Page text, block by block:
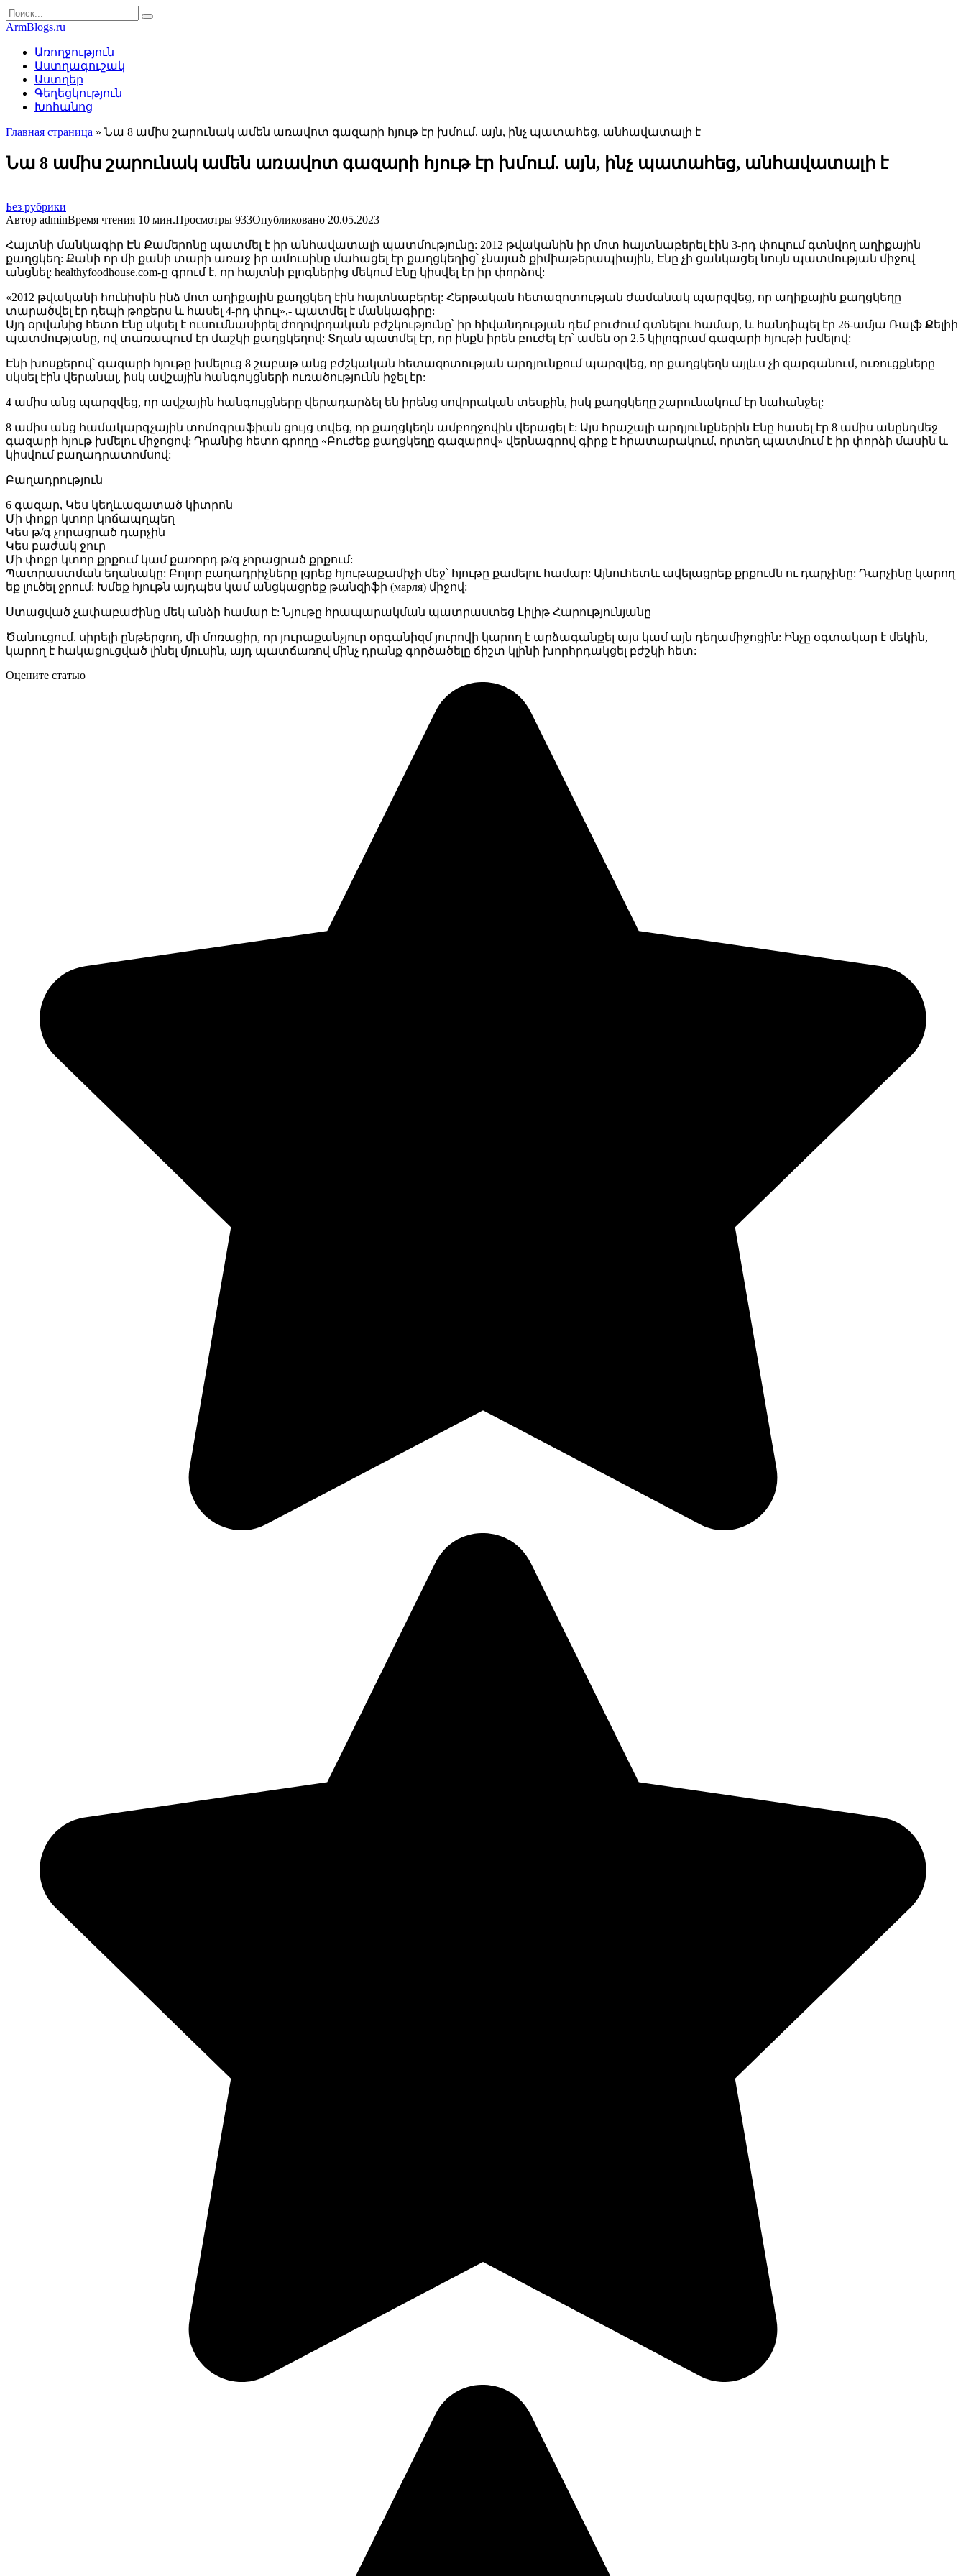
Перейти
к
контенту
Search
for:
ArmBlogs.ru
Առողջություն
Աստղագուշակ
Աստղեր
Գեղեցկություն
Խոհանոց
Главная страница » Նա 8 ամիս շարունակ ամեն առավոտ գազարի հյութ էր խմում. այն, ինչ պատահեց, անհավատալի է
Նա 8 ամիս շարունակ ամեն առավոտ գազարի հյութ էր խմում. այն, ինչ պատահեց, անհավատալի է
Без рубрики
Автор adminВремя чтения 10 мин.Просмотры 933Опубликовано 20.05.2023
Հայտնի մանկագիր Էն Քամերոնը պատմել է իր անհավատալի պատմությունը: 2012 թվականին իր մոտ հայտնաբերել էին 3-րդ փուլում գտնվող աղիքային
քաղցկեղ: Քանի որ մի քանի տարի առաջ իր ամուսինը մահացել էր քաղցկեղից՝ չնայած քիմիաթերապիային, Էնը չի ցանկացել նույն պատմության միջով
անցնել: healthyfoodhouse.com-ը գրում է, որ հայտնի բլոգներից մեկում Էնը կիսվել էր իր փորձով:
«2012 թվականի հունիսին ինձ մոտ աղիքային քաղցկեղ էին հայտնաբերել: Հերթական հետազոտության ժամանակ պարզվեց, որ աղիքային քաղցկեղը
տարածվել էր դեպի թոքերս և հասել 4-րդ փուլ»,- պատմել է մանկագիրը:
Այդ օրվանից հետո Էնը սկսել է ուսումնասիրել ժողովրդական բժշկությունը՝ իր հիվանդության դեմ բուժում գտնելու համար, և հանդիպել էր 26-ամյա Ռալֆ Քելիի
պատմությանը, ով տառապում էր մաշկի քաղցկեղով: Տղան պատմել էր, որ ինքն իրեն բուժել էր՝ ամեն օր 2.5 կիլոգրամ գազարի հյութի խմելով:
Էնի խոսքերով՝ գազարի հյութը խմելուց 8 շաբաթ անց բժշկական հետազոտության արդյունքում պարզվեց, որ քաղցկեղն այլևս չի զարգանում, ուռուցքները
սկսել էին վերանալ, իսկ ավշային հանգույցների ուռածությունն իջել էր:
4 ամիս անց պարզվեց, որ ավշային հանգույցները վերադարձել են իրենց սովորական տեսքին, իսկ քաղցկեղը շարունակում էր նահանջել:
8 ամիս անց համակարգչային տոմոգրաֆիան ցույց տվեց, որ քաղցկեղն ամբողջովին վերացել է: Այս հրաշալի արդյունքներին Էնը հասել էր 8 ամիս անընդմեջ
գազարի հյութ խմելու միջոցով: Դրանից հետո գրողը «Բուժեք քաղցկեղը գազարով» վերնագրով գիրք է հրատարակում, որտեղ պատմում է իր փորձի մասին և
կիսվում բաղադրատոմսով:
Բաղադրություն
6 գազար, Կես կեղևազատած կիտրոն
Մի փոքր կտոր կոճապղպեղ
Կես թ/գ չորացրած դարչին
Կես բաժակ ջուր
Մի փոքր կտոր քրքում կամ քառորդ թ/գ չորացրած քրքում:
Պատրաստման եղանակը: Բոլոր բաղադրիչները լցրեք հյութաքամիչի մեջ՝ հյութը քամելու համար: Այնուհետև ավելացրեք քրքումն ու դարչինը: Դարչինը կարող
եք լուծել ջրում: Խմեք հյութն այդպես կամ անցկացրեք թանզիֆի (марля) միջով:
Ստացված չափաբաժինը մեկ անձի համար է: Նյութը հրապարակման պատրաստեց Լիլիթ Հարությունյանը
Ծանուցում. սիրելի ընթերցող, մի մոռացիր, որ յուրաքանչյուր օրգանիզմ յուրովի կարող է արձագանքել այս կամ այն դեղամիջոցին: Ինչը օգտակար է մեկին,
կարող է հակացուցված լինել մյուսին, այդ պատճառով մինչ դրանք գործածելը ճիշտ կլինի խորհրդակցել բժշկի հետ:
Оцените статью